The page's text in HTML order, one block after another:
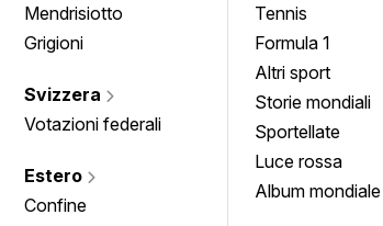
Mendrisiotto
Grigioni
Svizzera
Votazioni federali
Estero
Confine
Tennis
Formula 1
Altri sport
Storie mondiali
Sportellate
Luce rossa
Album mondiale